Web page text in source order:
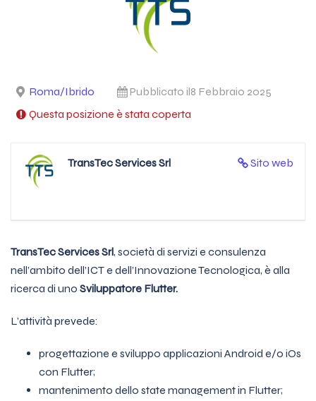
Roma/Ibrido
Pubblicato il8 Febbraio 2025
Questa posizione è stata coperta
Sito web
TransTec Services Srl
TransTec Services Srl, società di servizi e consulenza
nell’ambito dell’ICT e dell’Innovazione Tecnologica, è alla
ricerca di uno Sviluppatore Flutter.
L’attività prevede:
progettazione e sviluppo applicazioni Android e/o iOs
con Flutter;
mantenimento dello state management in Flutter;